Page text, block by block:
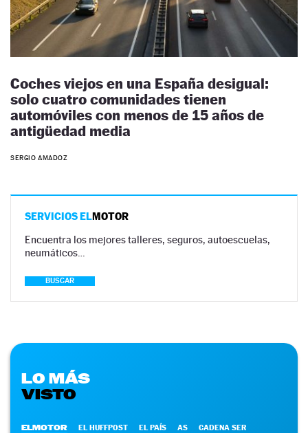
Coches viejos en una España desigual:
solo cuatro comunidades tienen
automóviles con menos de 15 años de
antigüedad media
SERGIO AMADOZ
SERVICIOS ELMOTOR
Encuentra los mejores talleres, seguros, autoescuelas,
neumáticos…
BUSCAR
LO MÁS
VISTO
ELMOTOR EL HUFFPOST EL PAÍS AS CADENA SER